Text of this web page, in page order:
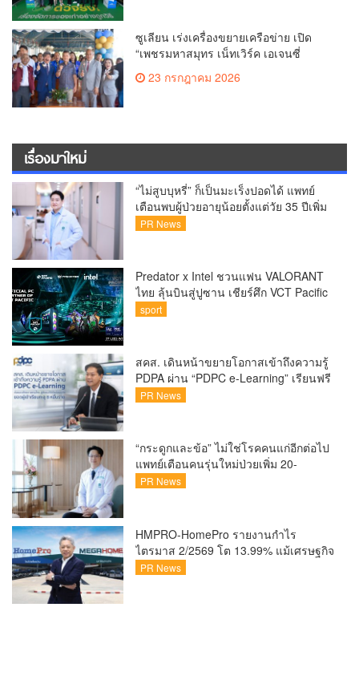
ซูเลียน เร่งเครื่องขยายเครือข่าย เปิด
“เพชรมหาสมุทร เน็ทเวิร์ค เอเจนซี่
(MGC)” ตอกย้ำการเติบโตเครือข่าย
พร้อมยกระดับการสนับสนุนสมาชิก
23 กรกฎาคม 2026
เรื่องมาใหม่
“ไม่สูบบุหรี่” ก็เป็นมะเร็งปอดได้ แพทย์
เตือนพบผู้ป่วยอายุน้อยตั้งแต่วัย 35 ปีเพิ่ม
ขึ้นคนไทยกว่า 70% รู้ตัวเมื่อโรคลุกลาม
PR News
Predator x Intel ชวนแฟน VALORANT
ไทย ลุ้นบินสู่ปูซาน เชียร์ศึก VCT Pacific
Finals Busan ประเทศเกาหลีใต้ Predator
สุดพิเศษตลอดทัวร์นาเมนต์
sport
สคส. เดินหน้าขยายโอกาสเข้าถึงความรู้
PDPA ผ่าน “PDPC e-Learning” เรียนฟรี
ทุกที่ ทุกเวลา พร้อมประกาศนียบัตร ต่อย
แล้ว
PR News
“กระดูกและข้อ” ไม่ใช่โรคคนแก่อีกต่อไป
แพทย์เตือนคนรุ่นใหม่ป่วยเพิ่ม 20-
30% เสี่ยง ‘ข้อเข่าเสื่อมก่อนวัย’ จาก
PR News
HMPRO-HomePro รายงานกำไร
ไตรมาส 2/2569 โต 13.99% แม้เศรษฐกิจ
ผันผวนเดินหน้าขยายสาขา เสริมพอร์ต
PR News